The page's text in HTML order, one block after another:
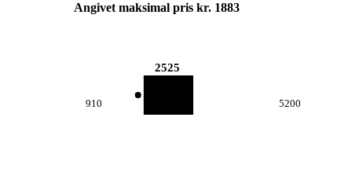
Angivet maksimal pris kr. 1883
910
2525
5200